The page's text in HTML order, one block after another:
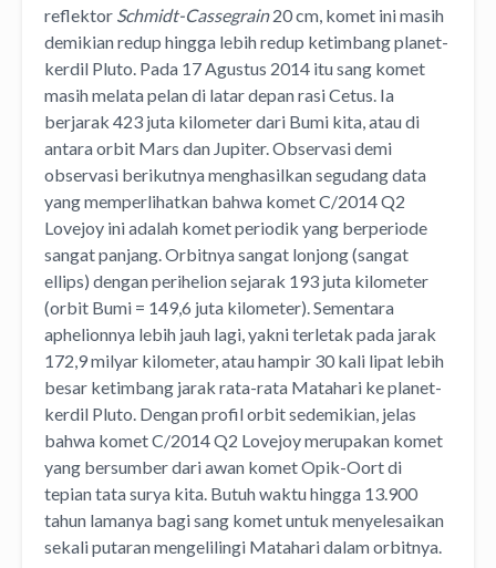
reflektor Schmidt-Cassegrain20 cm, komet ini masih
demikian redup hingga lebih redup ketimbang planet-
kerdil Pluto. Pada 17 Agustus 2014 itu sang komet
masih melata pelan di latar depan rasi Cetus. Ia
berjarak 423 juta kilometer dari Bumi kita, atau di
antara orbit Mars dan Jupiter. Observasi demi
observasi berikutnya menghasilkan segudang data
yang memperlihatkan bahwa komet C/2014 Q2
Lovejoy ini adalah komet periodik yang berperiode
sangat panjang. Orbitnya sangat lonjong (sangat
ellips) dengan perihelion sejarak 193 juta kilometer
(orbit Bumi = 149,6 juta kilometer). Sementara
aphelionnya lebih jauh lagi, yakni terletak pada jarak
172,9 milyar kilometer, atau hampir 30 kali lipat lebih
besar ketimbang jarak rata-rata Matahari ke planet-
kerdil Pluto. Dengan profil orbit sedemikian, jelas
bahwa komet C/2014 Q2 Lovejoy merupakan komet
yang bersumber dari awan komet Opik-Oort di
tepian tata surya kita. Butuh waktu hingga 13.900
tahun lamanya bagi sang komet untuk menyelesaikan
sekali putaran mengelilingi Matahari dalam orbitnya.